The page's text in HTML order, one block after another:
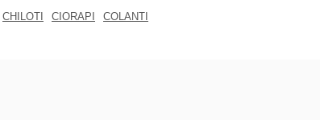
CHILOTI CIORAPI
COLANTI